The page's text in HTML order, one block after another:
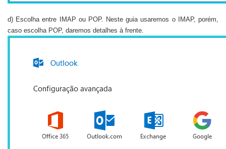
d) Escolha entre IMAP ou POP. Neste guia usaremos o IMAP, porém,
caso escolha POP, daremos detalhes à frente.